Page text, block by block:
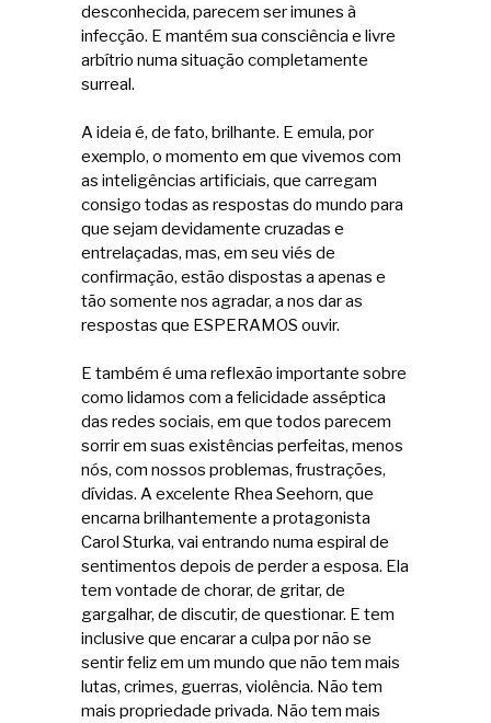
desconhecida, parecem ser imunes à
infecção. E mantém sua consciência e livre
arbítrio numa situação completamente
surreal.
A ideia é, de fato, brilhante. E emula, por
exemplo, o momento em que vivemos com
as inteligências artificiais, que carregam
consigo todas as respostas do mundo para
que sejam devidamente cruzadas e
entrelaçadas, mas, em seu viés de
confirmação, estão dispostas a apenas e
tão somente nos agradar, a nos dar as
respostas que ESPERAMOS ouvir.
E também é uma reflexão importante sobre
como lidamos com a felicidade asséptica
das redes sociais, em que todos parecem
sorrir em suas existências perfeitas, menos
nós, com nossos problemas, frustrações,
dívidas. A excelente Rhea Seehorn, que
encarna brilhantemente a protagonista
Carol Sturka, vai entrando numa espiral de
sentimentos depois de perder a esposa. Ela
tem vontade de chorar, de gritar, de
gargalhar, de discutir, de questionar. E tem
inclusive que encarar a culpa por não se
sentir feliz em um mundo que não tem mais
lutas, crimes, guerras, violência. Não tem
mais propriedade privada. Não tem mais